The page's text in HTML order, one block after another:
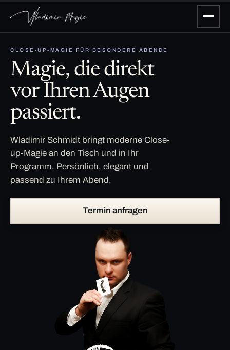
CLOSE-UP-MAGIE FÜR BESONDERE ABENDE
Magie, die direkt
vor Ihren Augen
passiert.
Wladimir Schmidt bringt moderne Close-
up-Magie an den Tisch und in Ihr
Programm. Persönlich, elegant und
passend zu Ihrem Abend.
Termin anfragen